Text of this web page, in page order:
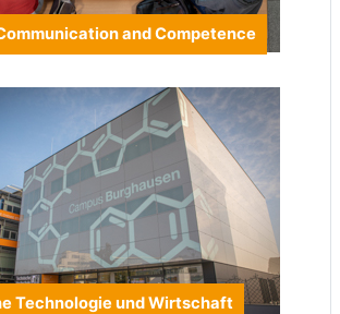
and Competence
Technologie und Wirtschaft